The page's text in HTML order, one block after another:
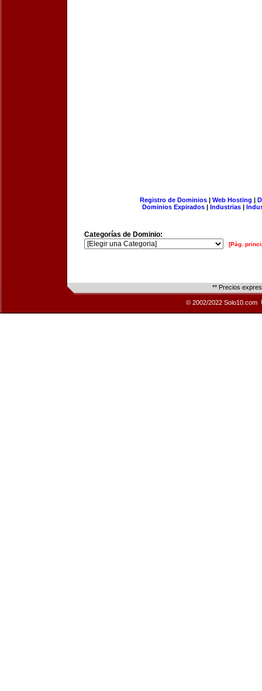
Registro de Dominios| Web Hosting |
Dominios Expirados | Industrias |
Categorías de Dominio:
[Pág.
** Precios
© 2002/2022 Solo10.com